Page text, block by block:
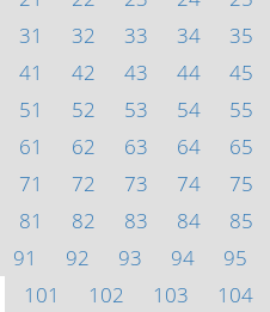
31
32 33 34 35
41
42 43 44 45
51
52 53 54 55
61
62 63 64 65
71
72 73 74 75
81
82 83 84 85
91
92 93 94 95
101
102 103 104